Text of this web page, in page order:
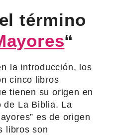
término
“
la introducción, los
cinco libros
tienen su origen en
de La Biblia. La
es de origen
libros son